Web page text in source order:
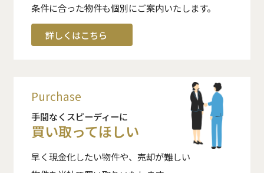
条件に合った物件も個別にご案内いたします。
詳しくはこちら
Purchase
手間なくスピーディーに
買い取ってほしい
早く現金化したい物件や、売却が難しい